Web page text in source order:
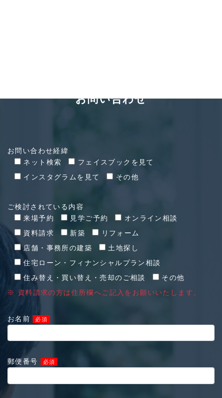
お問い合わせ
お問い合わせ経緯
ネット検索
フェイスブックを見て
インスタグラムを見て
その他
ご検討されている内容
来場予約
見学ご予約
オンライン相談
資料請求
新築
リフォーム
店舗・事務所の建築
土地探し
住宅ローン・フィナンシャルプラン相談
住み替え・買い替え・売却のご相談
その他
※ 資料請求の方は住所欄へご記入をお願いいたします。
お名前 必須
郵便番号 必須